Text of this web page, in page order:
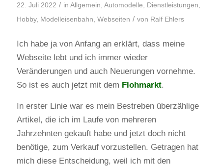
22. Juli 2022 / in Allgemein, Automodelle, Dienstleistungen,
Hobby, Modelleisenbahn, Webseiten / von Ralf Ehlers
Ich habe ja von Anfang an erklärt, dass meine
Webseite lebt und ich immer wieder
Veränderungen und auch Neuerungen vornehme.
So ist es auch jetzt mit dem Flohmarkt.
In erster Linie war es mein Bestreben überzählige
Artikel, die ich im Laufe von mehreren
Jahrzehnten gekauft habe und jetzt doch nicht
benötige, zum Verkauf vorzustellen. Getragen hat
mich diese Entscheidung, weil ich mit den